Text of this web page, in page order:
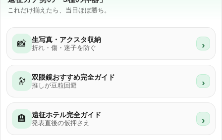
これだけ揃えたら、当日ほぼ勝ち。
📸 生写真・アクスタ収納
折れ・傷・迷子を防ぐ ›
🔭 双眼鏡おすすめ完全ガイド
推しが豆粒回避 ›
🏨 遠征ホテル完全ガイド
発表直後の仮押さえ ›